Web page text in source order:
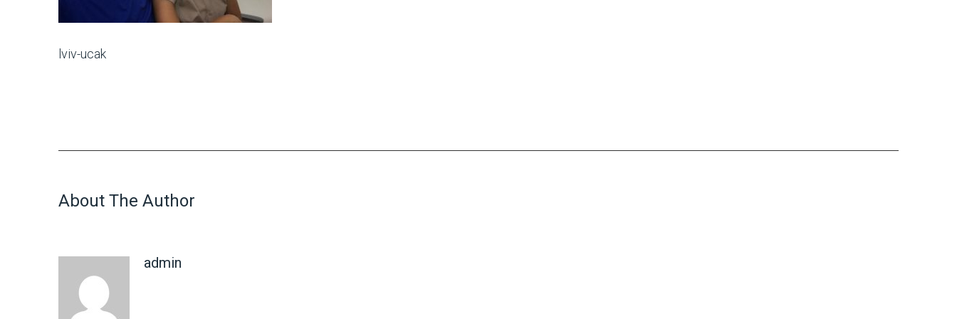
lviv-ucak
About The Author
admin